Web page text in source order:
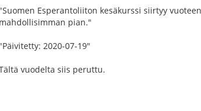
"Suomen Esperantoliiton kesäkurssi siirtyy
mahdollisimman pian."
"Päivitetty: 2020-07-19"
vuodelta siis peruttu.